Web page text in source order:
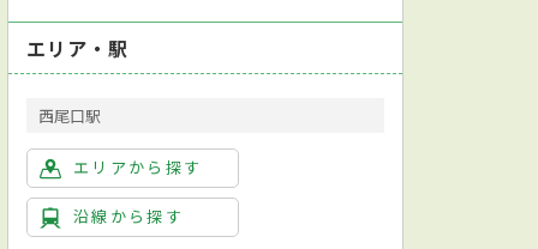
エリア・駅
西尾口駅
エリアから探す
沿線から探す